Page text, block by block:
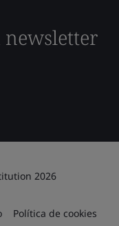
newsletter
2026
Política de cookies